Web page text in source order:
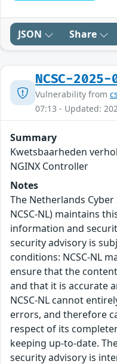
JSON Share
NCSC-2025-
Vulnerability from
07:13 - Updated:
Summary
Kwetsbaarheden
NGINX Controller
Notes
The Netherlands
NCSC-NL) maintains
information and
security advisory is
conditions: NCSC-NL
ensure that the
and that it is accurate
NCSC-NL cannot
errors, and therefore
respect of its
keeping up-to-date.
security advisory is